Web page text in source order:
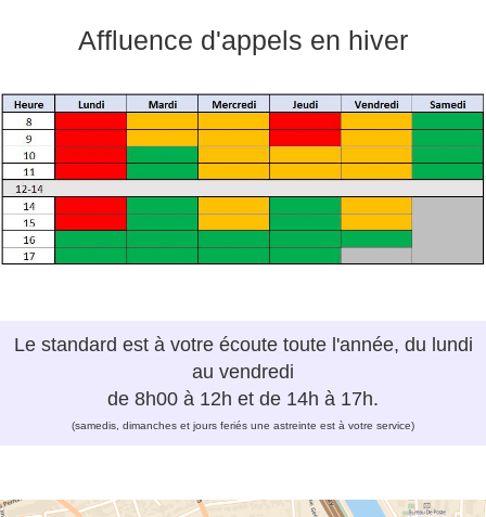
Affluence d'appels en hiver
Le standard est à votre écoute toute l'année, du lundi
au vendredi
de 8h00 à 12h et de 14h à 17h.
(samedis, dimanches et jours feriés une astreinte est à votre service)